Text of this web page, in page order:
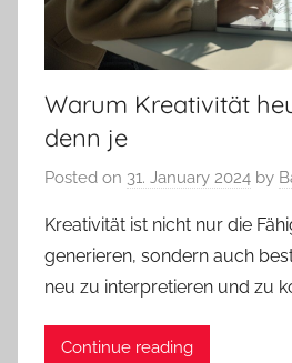
Warum Kreativität
denn je
Posted on 31. January 2024 by
Kreativität ist nicht nur die
generieren, sondern auch
neu zu interpretieren und zu
Continue reading